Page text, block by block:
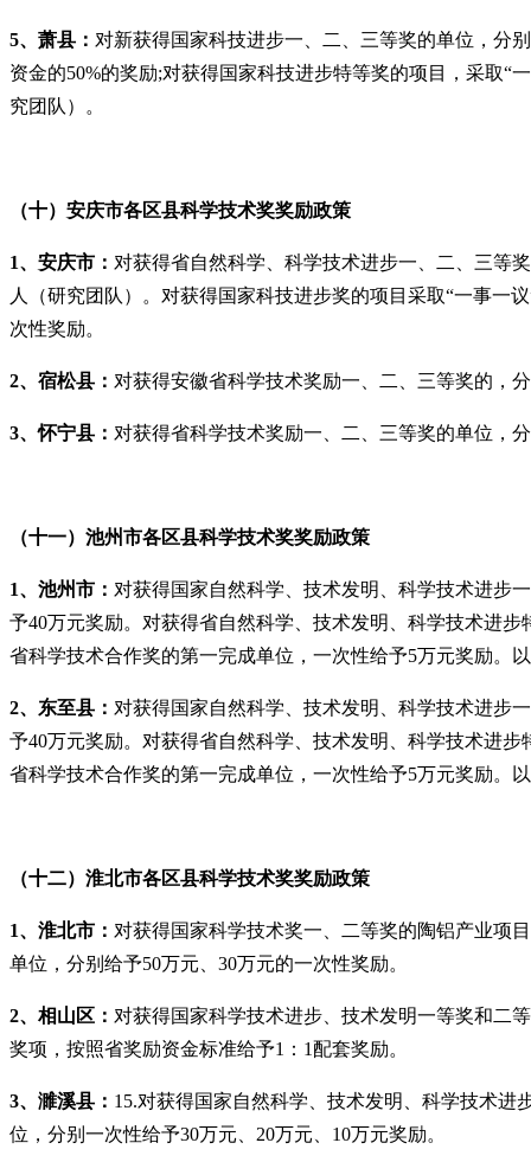
5、萧县： 对新获得国家科技进步一、二、三等奖的单位，分
资金的50%的奖励;对获得国家科技进步特等奖的项目，采取“
究团队）。
（十）安庆市各区县科学技术奖奖励政策
1、安庆市： 对获得省自然科学、科学技术进步一、二、三等
人（研究团队）。对获得国家科技进步奖的项目采取“一事一
次性奖励。
2、宿松县： 对获得安徽省科学技术奖励一、二、三等奖的，
3、怀宁县： 对获得省科学技术奖励一、二、三等奖的单位，
（十一）池州市各区县科学技术奖奖励政策
1、池州市： 对获得国家自然科学、技术发明、科学技术进步
予40万元奖励。对获得省自然科学、技术发明、科学技术进
省科学技术合作奖的第一完成单位，一次性给予5万元奖励。
2、东至县： 对获得国家自然科学、技术发明、科学技术进步
予40万元奖励。对获得省自然科学、技术发明、科学技术进
省科学技术合作奖的第一完成单位，一次性给予5万元奖励。
（十二）淮北市各区县科学技术奖奖励政策
1、淮北市： 对获得国家科学技术奖一、二等奖的陶铝产业项
单位，分别给予50万元、30万元的一次性奖励。
2、相山区： 对获得国家科学技术进步、技术发明一等奖和二
奖项，按照省奖励资金标准给予1：1配套奖励。
3、濉溪县： 15.对获得国家自然科学、技术发明、科学技术
位，分别一次性给予30万元、20万元、10万元奖励。